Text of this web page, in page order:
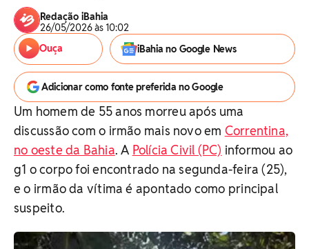
Redação iBahia
26/05/2026 às 10:02
Ouça
iBahia no Google News
Adicionar como fonte preferida no Google
Um homem de 55 anos morreu após uma
discussão com o irmão mais novo em Correntina,
no oeste da Bahia. A Polícia Civil (PC) informou ao
g1 o corpo foi encontrado na segunda-feira (25),
e o irmão da vítima é apontado como principal
suspeito.